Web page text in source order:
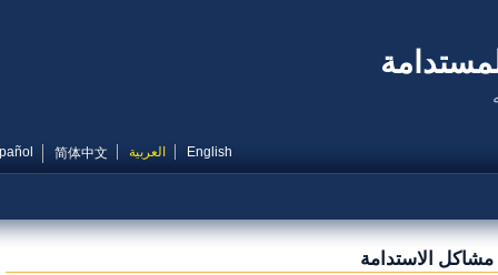
English العربية 简体中文
Español
الاستدامة